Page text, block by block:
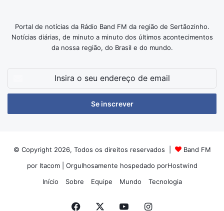
Portal de notícias da Rádio Band FM da região de Sertãozinho.
Notícias diárias, de minuto a minuto dos últimos acontecimentos
da nossa região, do Brasil e do mundo.
seu
de
© Copyright 2026, Todos os direitos reservados |
Band FM
por Itacom| Orgulhosamente hospedado porHostwind
Início
Sobre Equipe Mundo Tecnologia
Facebook YouTubeInstagram